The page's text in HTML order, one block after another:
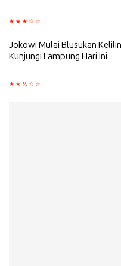
Jokowi Mulai Blusukan
Kunjungi Lampung Hari Ini